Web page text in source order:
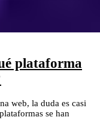
plataforma
web, la duda es casi
se han